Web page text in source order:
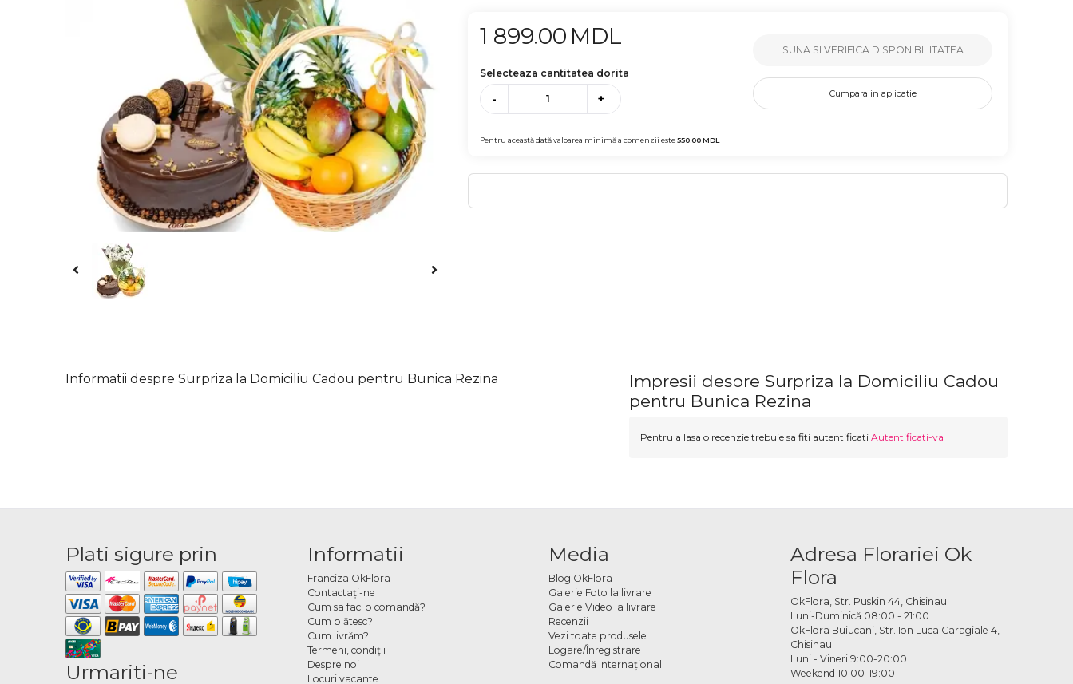
1 899.00 MDL
Selecteaza cantitatea dorita
- +
Pentru această dată valoarea minimă a comenzii este550.00MDL
SUNA SI VERIFICA DISPONIBILITATEA
Cumpara in aplicatie
Informatii despre Surpriza la Domiciliu Cadou pentru Bunica Rezina
Impresii despre Surpriza la Domiciliu Cadou
pentru Bunica Rezina
Pentru a lasa o recenzie trebuie sa fiti autentificati Autentificati-va
Plati sigure prin
Urmariti-ne
Informatii
Franciza OkFlora
Contactaţi-ne
Cum sa faci o comandă?
Cum plătesc?
Cum livrăm?
Termeni, condiţii
Despre noi
Locuri vacante
Media
Blog OkFlora
Galerie Foto la livrare
Galerie Video la livrare
Recenzii
Vezi toate produsele
Logare/Înregistrare
Comandă Internațional
Adresa Florariei Ok
Flora
OkFlora, Str. Puskin 44, Chisinau
Luni-Duminică 08:00 - 21:00
OkFlora Buiucani, Str. Ion Luca Caragiale 4,
Chisinau
Luni - Vineri 9:00-20:00
Weekend 10:00-19:00